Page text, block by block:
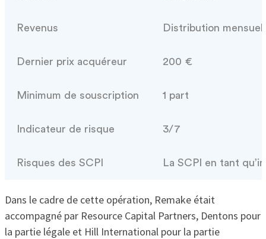
Revenus Distribution
Dernier prix acquéreur 200 €
Minimum de souscription 1 part
Indicateur de risque 3/7
Risques des SCPI La SCPI en tant
Dans le cadre de cette opération, Remake était
accompagné par Resource Capital Partners, Dentons pour
la partie légale et Hill International pour la partie